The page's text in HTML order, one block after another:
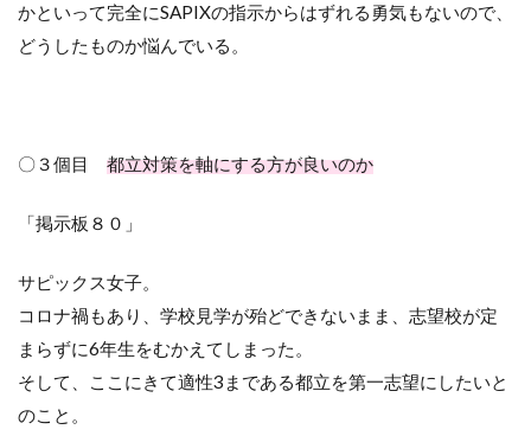
かといって完全にSAPIXの指示からはずれる勇気もないので、
どうしたものか悩んでいる。
〇３個目 都立対策を軸にする方が良いのか
「掲示板８０」
サピックス女子。
コロナ禍もあり、学校見学が殆どできないまま、志望校が定
まらずに6年生をむかえてしまった。
そして、ここにきて適性3 まである都立を第一志望にしたいと
のこと。